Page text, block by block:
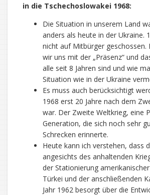
in die Tschechoslowakei 1968:
Die Situation in unserem Land
anders als heute in der Ukraine.
nicht auf Mitbürger geschossen.
wir uns mit der „Präsenz“ und
alle seit 8 Jahren sind und wie
Situation wie in der Ukraine
Es muss auch berücksichtigt
1968 erst 20 Jahre nach dem
war. Der Zweite Weltkrieg, eine
Generation, die sich noch sehr
Schrecken erinnerte.
Heute kann ich verstehen, dass
angesichts des anhaltenden
der Stationierung
Türkei und der anschließenden
Jahr 1962 besorgt über die